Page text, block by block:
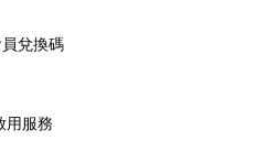
兌換碼
用服務